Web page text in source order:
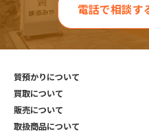
電話で相談す
質預かりについて
買取について
販売について
取扱商品について